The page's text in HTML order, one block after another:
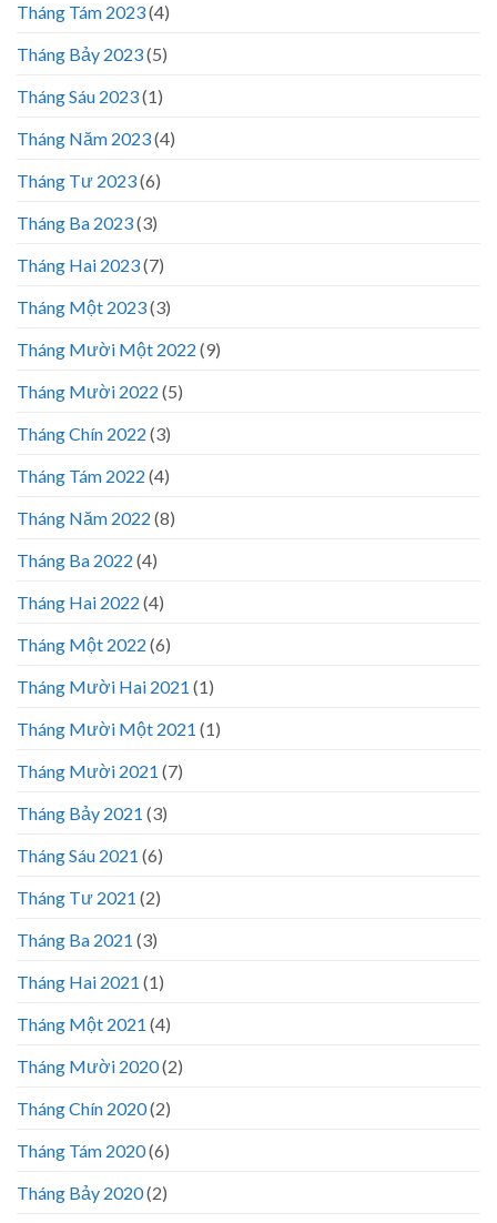
Tháng Tám 2023(4)
Tháng Bảy 2023(5)
Tháng Sáu 2023(1)
Tháng Năm 2023(4)
Tháng Tư 2023(6)
Tháng Ba 2023(3)
Tháng Hai 2023(7)
Tháng Một 2023(3)
Tháng Mười Một 2022 (9)
Tháng Mười 2022 (5)
Tháng Chín 2022 (3)
Tháng Tám 2022 (4)
Tháng Năm 2022 (8)
Tháng Ba 2022 (4)
Tháng Hai 2022 (4)
Tháng Một 2022 (6)
Tháng Mười Hai 2021 (1)
Tháng Mười Một 2021 (1)
Tháng Mười 2021 (7)
Tháng Bảy 2021 (3)
Tháng Sáu 2021 (6)
Tháng Tư 2021 (2)
Tháng Ba 2021 (3)
Tháng Hai 2021 (1)
Tháng Một 2021 (4)
Tháng Mười 2020(2)
Tháng Chín 2020(2)
Tháng Tám 2020(6)
Tháng Bảy 2020(2)